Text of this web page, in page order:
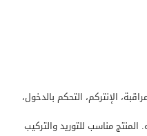
الإنتركم، التحكم بالدخول،
مناسب للتوريد والتركيب